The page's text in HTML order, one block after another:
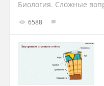
Биология. Сложные
6588